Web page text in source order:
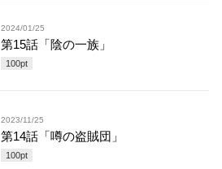
2024/01/25
第15話「陰の一族」
100pt
2023/11/25
第14話「噂の盗賊団」
100pt